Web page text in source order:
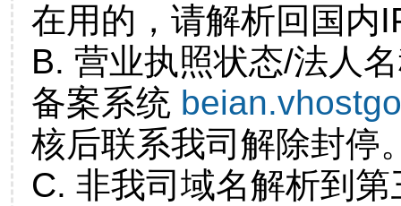
在用的，请解析回国内
B. 营业执照状态/法人
备案系统
核后联系我司解除封停
C. 非我司域名解析到